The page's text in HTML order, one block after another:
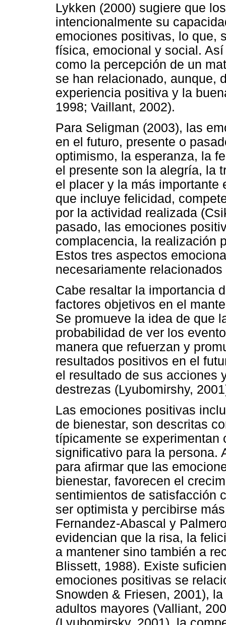
Lykken (2000) sugiere que
intencionalmente su
emociones positivas, lo que,
física, emocional y social.
como la percepción de un
se han relacionado, aunque,
experiencia positiva y la
1998; Vaillant, 2002).
Para Seligman (2003), las
en el futuro, presente o
optimismo, la esperanza, la
el presente son la alegría, la
el placer y la más importante
que incluye felicidad,
por la actividad realizada
pasado, las emociones
complacencia, la realización
Estos tres aspectos
necesariamente
Cabe resaltar la importancia
factores objetivos en el
Se promueve la idea de que
probabilidad de ver los
manera que refuerzan y
resultados positivos en el
el resultado de sus acciones
destrezas (Lyubomirshy,
Las emociones positivas
de bienestar, son descritas
típicamente se experimentan
significativo para la persona.
para afirmar que las
bienestar, favorecen el
sentimientos de satisfacción
ser optimista y percibirse
Fernandez-Abascal y
evidencian que la risa, la
a mantener sino también a
Blissett, 1988). Existe
emociones positivas se
Snowden & Friesen, 2001),
adultos mayores (Valliant,